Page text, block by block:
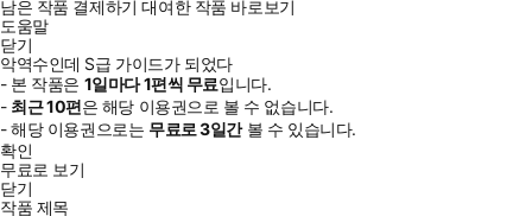
남은 작품 결제하기 대여한 작품 바로보기
도움말
닫기
악역수인데 S급 가이드가 되었다
- 본 작품은 1일마다1편씩 무료입니다.
- 최근10편은 해당 이용권으로 볼 수 없습니다.
- 해당 이용권으로는 무료로3일간볼 수 있습니다.
확인
무료로 보기
닫기
작품 제목